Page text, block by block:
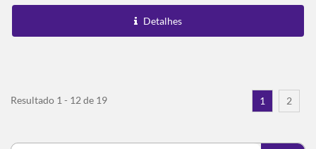
Detalhes
Resultado 1 - 12 de 19 1 2